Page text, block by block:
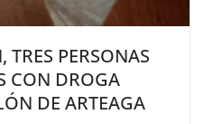
TRES PERSONAS
CON DROGA
DE ARTEAGA